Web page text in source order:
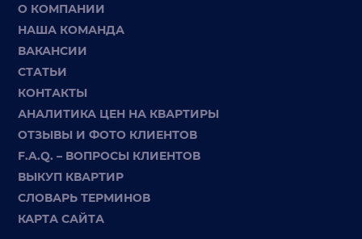
О КОМПАНИИ
НАША КОМАНДА
ВАКАНСИИ
СТАТЬИ
КОНТАКТЫ
АНАЛИТИКА ЦЕН НА КВАРТИРЫ
ОТЗЫВЫ И ФОТО КЛИЕНТОВ
F.A.Q. – ВОПРОСЫ КЛИЕНТОВ
ВЫКУП КВАРТИР
СЛОВАРЬ ТЕРМИНОВ
КАРТА САЙТА